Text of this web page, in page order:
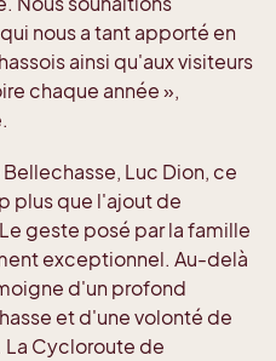
nous a tant apporté en
ainsi qu'aux visiteurs
chaque année »,
Luc Dion, ce
plus que l'ajout de
geste posé par la famille
exceptionnel. Au-delà
d'un profond
et d'une volonté de
La Cycloroute de